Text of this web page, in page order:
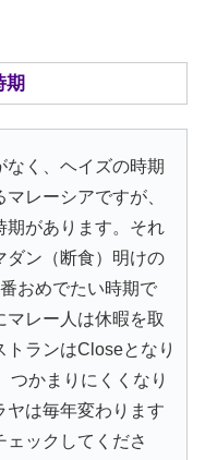
期
く、ヘイズの時期
レーシアですが、
期があります。それ
ダン（断食）明けの
おめでたい時期で
レー人は休暇を取
ランはCloseとなり
つかまりにくくなり
ヤは毎年変わります
ックしてくださ